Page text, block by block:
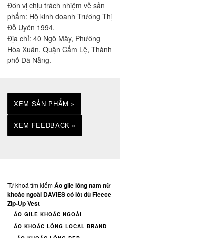
Đơn vị chịu trách nhiệm về sản
phẩm: Hộ kinh doanh Trương Thị
Đỗ Uyên 1994.
Địa chỉ: 40 Ngô Mây, Phường
Hòa Xuân, Quận Cẩm Lệ, Thành
phố Đà Nẵng.
XEM SẢN PHẨM »
XEM FEEDBACK »
Từ khoá tìm kiếmÁo gile lông nam nữ
khoác ngoài DAVIES có lót dù Fleece
Zip-Up Vest
ÁO GILE KHOÁC NGOÀI
ÁO KHOÁC LÔNG LOCAL BRAND